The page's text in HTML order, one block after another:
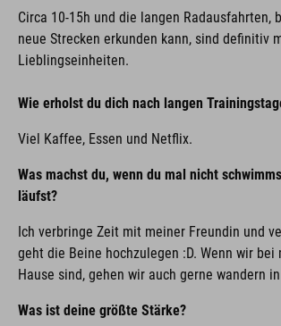
Circa 10-15h und die langen Radausfahrten,
neue Strecken erkunden kann, sind definitiv
Lieblingseinheiten.
Wie erholst du dich nach langen
Viel Kaffee, Essen und Netflix.
Was machst du, wenn du mal nicht
läufst?
Ich verbringe Zeit mit meiner Freundin und
geht die Beine hochzulegen :D. Wenn wir bei
Hause sind, gehen wir auch gerne wandern
Was ist deine größte Stärke?